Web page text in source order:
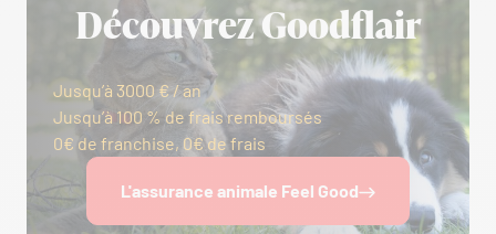
Découvrez Goodflair
Jusqu’à 3000 € / an
Jusqu’à 100 % de frais remboursés
0€ de franchise, 0€ de frais
L'assurance animale Feel Good